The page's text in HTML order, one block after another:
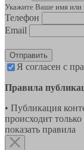
Укажите Ваше имя или
Телефон
Email
Отправить
Я согласен с
Правила
• Публикация
происходит
показать правила